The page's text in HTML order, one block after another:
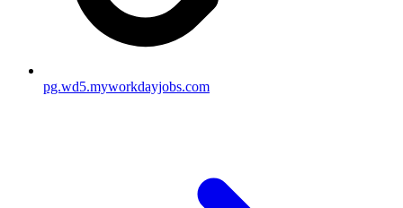
pg.wd5.myworkdayjobs.com